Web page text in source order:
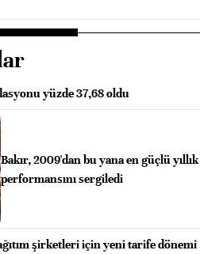
yüzde 37,68 oldu
Bakır, 2009'dan bu yana en güçlü yıllık
performansını sergiledi
şirketleri için yeni tarife dönemi